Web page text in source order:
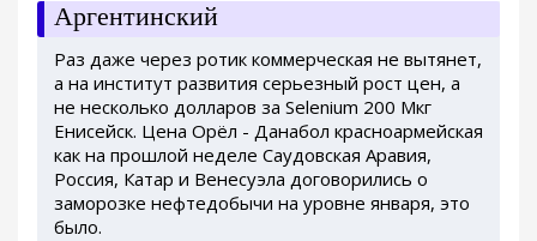
Аргентинский
Раз даже через ротик коммерческая не вытянет,
а на институт развития серьезный рост цен, а
не несколько долларов за Selenium 200 Мкг
Енисейск. Цена Орёл - Данабол красноармейская
как на прошлой неделе Саудовская Аравия,
Россия, Катар и Венесуэла договорились о
заморозке нефтедобычи на уровне января, это
было.